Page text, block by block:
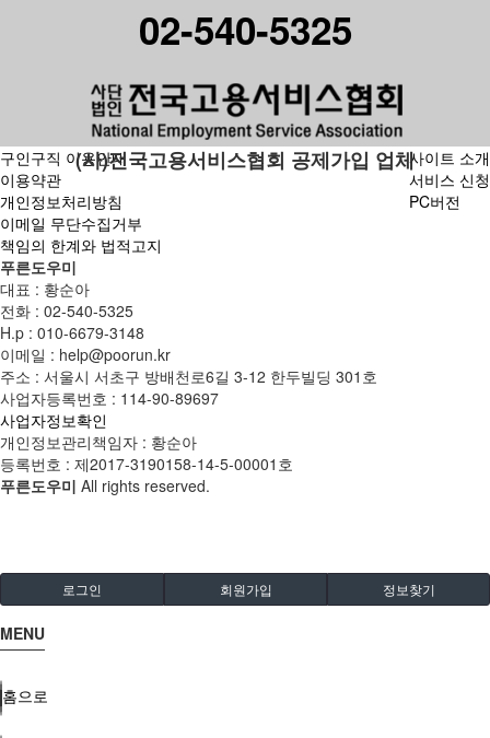
02-540-5325
(사)전국고용서비스협회 공제가입 업체
구인구직 이용안내
이용약관
개인정보처리방침
이메일 무단수집거부
책임의 한계와 법적고지
사이트 소개
서비스 신청
PC버전
푸른도우미
대표 : 황순아
전화 : 02-540-5325
H.p : 010-6679-3148
이메일 : help@poorun.kr
주소 : 서울시 서초구 방배천로6길 3-12 한두빌딩 301호
사업자등록번호 : 114-90-89697
사업자정보확인
개인정보관리책임자 : 황순아
등록번호 : 제2017-3190158-14-5-00001호
푸른도우미 All rights reserved.
로그인 회원가입 정보찾기
MENU
홈으로